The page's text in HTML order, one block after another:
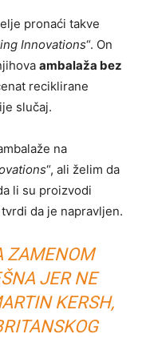
pronaći takve
Innovations“. On
ambalaža bez
reciklirane
slučaj.
na
“, ali želim da
li su proizvodi
da je napravljen.
ZAMENOM
JER NE
KERSH,